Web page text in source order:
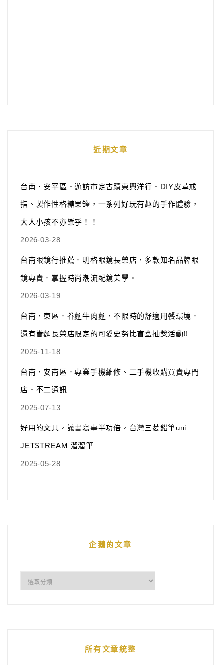
近期文章
台南．安平區．遊訪市定古蹟東興洋行．DIY皮革戒
指、製作性格糖果罐，一系列好玩有趣的手作體驗，
大人小孩不亦樂乎！！
2026-03-28
台南眼鏡行推薦．明格眼鏡長榮店．多款知名品牌眼
鏡專賣．掌握時尚潮流配鏡美學。
2026-03-19
台南．東區．眷麵牛肉麵．不限時的舒適用餐環境．
還有眷麵長榮店限定的可愛史努比盲盒抽獎活動!!
2025-11-18
台南．安南區．專業手機維修、二手機收購買賣專門
店．不二通訊
2025-07-13
好用的文具，讓書寫事半功倍，台灣三菱鉛筆uni
JETSTREAM 溜溜筆
2025-05-28
企鵝的文章
所有文章統整